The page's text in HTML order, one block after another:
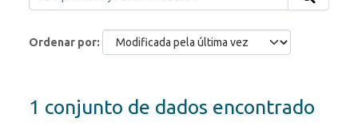
Ordenar por
1 conjunto de dados encontrado